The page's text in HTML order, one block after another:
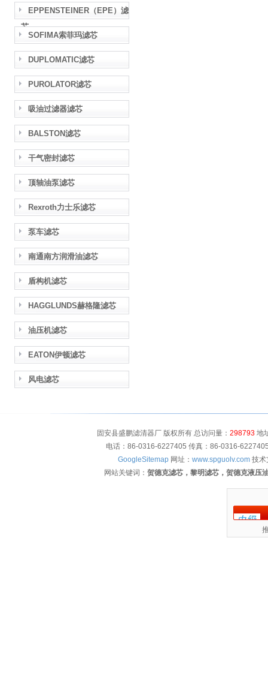
EPPENSTEINER（EPE）滤
芯
SOFIMA索菲玛滤芯
DUPLOMATIC滤芯
PUROLATOR滤芯
吸油过滤器滤芯
BALSTON滤芯
干气密封滤芯
顶轴油泵滤芯
Rexroth力士乐滤芯
泵车滤芯
南通南方润滑油滤芯
盾构机滤芯
HAGGLUNDS赫格隆滤芯
油压机滤芯
EATON伊顿滤芯
风电滤芯
固安县盛鹏滤清器厂 版权所有 总访问量： 298793地
电话：86-0316-6227405 传真：86-0316-
GoogleSitemap 网址： www.spguolv.com 技术
网站关键词： 贺德克滤芯，黎明滤芯，贺德克液压